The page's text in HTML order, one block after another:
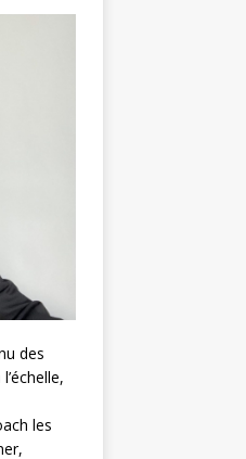
des
,
les
,